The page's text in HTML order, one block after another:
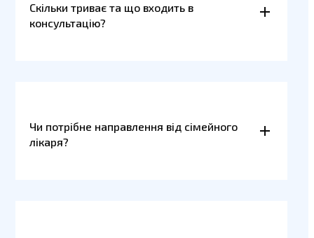
Скільки триває та що входить в
консультацію?
Чи потрібне направлення від сімейного
лікаря?